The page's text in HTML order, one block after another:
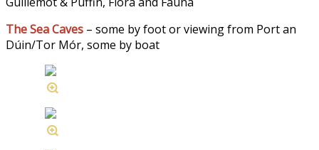
The Sea Caves – some by foot or viewing from Port an
Dúin/Tor Mór, some by boat